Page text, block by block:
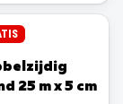
25 m x 5 cm